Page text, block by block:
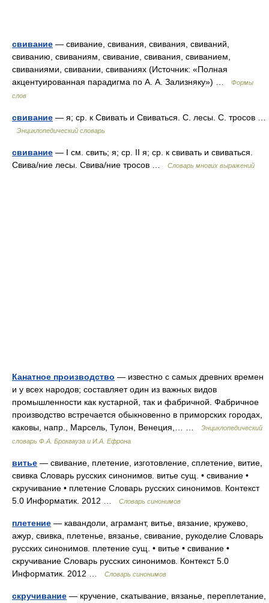
свивание — свивание, свивания, свивания, свиваний,
свиванию, свиваниям, свивание, свивания, свиванием,
свиваниями, свивании, свиваниях (Источник: «Полная
акцентуированная парадигма по А. А. Зализняку») …
Формы
слов
свивание — я; ср. к Свивать и Свиваться. С. лесы. С. тросов …
Энциклопедический словарь
свивание — I см. свить; я; ср. II я; ср. к свивать и свиваться.
Свива/ние лесы. Свива/ние тросов …
Словарь многих выражений
Канатное производство — известно с самых древних времен
и у всех народов; составляет один из важных видов
промышленности как кустарной, так и фабричной. Фабричное
производство встречается обыкновенно в приморских городах,
каковы, напр., Марсель, Тулон, Венеция,… …
Энциклопедический
словарь Ф.А. Брокгауза и И.А. Ефрона
витье — свивание, плетение, изготовление, сплетение, витие,
свивка Словарь русских синонимов. витье сущ. • свивание •
скручивание • плетение Словарь русских синонимов. Контекст
5.0 Информатик. 2012 …
Словарь синонимов
плетение — кавандоли, аграмант, витье, вязание, кружево,
ажур, свивка, плетенье, вязанье, свивание, рукоделие Словарь
русских синонимов. плетение сущ. • витье • свивание •
скручивание Словарь русских синонимов. Контекст 5.0
Информатик. 2012 …
Словарь синонимов
скручивание — кручение, скатывание, вязанье, переплетание,